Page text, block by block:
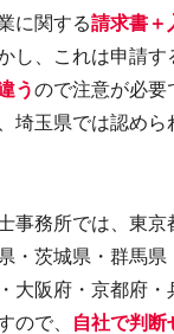
に関する請求書＋
し、これは申請す
うので注意が必要
埼玉県では認めら
事務所では、東
・茨城県・群馬県
大阪府・京都府・
ので、
自社で判断